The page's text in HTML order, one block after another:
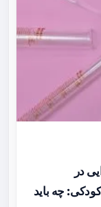
در
چه باید